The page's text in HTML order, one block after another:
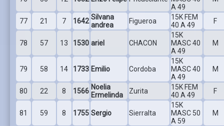
A 49
77 21 7 1642 Silvana
andrea
Figueroa
15K FEM
40 A 49
F
78 57 13 1530 ariel CHACON
15K
MASC 40
A 49
M
79 58 14 1733 Emilio Cordoba
15K
MASC 40
A 49
M
80 22 8 1566 Noelia
Ermelinda
Zurita
15K FEM
40 A 49
F
81 59 8 1755 Sergio Sierralta
15K
MASC 50
A 59
M